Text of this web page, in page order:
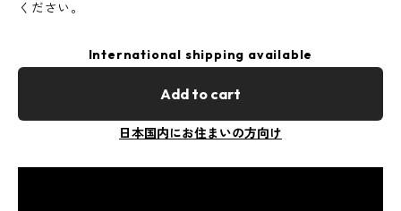
ください。
International shipping available
Add to cart
日本国内にお住まいの方向け